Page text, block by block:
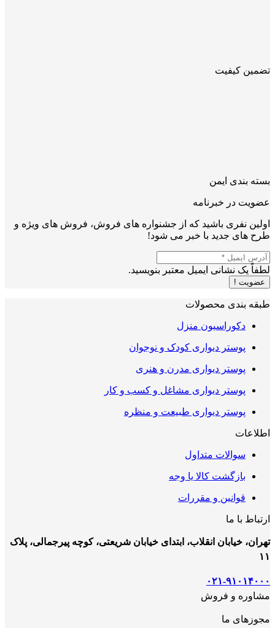
تضمین کیفیت
بسته بندی ایمن
عضویت در خبرنامه
اولین نفری باشید که از جشنواره های فروش، فروش های ویژه و
طرح های جدید با خبر می شود!
لطفاً یک نشانی ایمیل معتبر بنویسید.
عضویت !
طبقه بندی محصولات
دکوراسیون منزل
پوستر دیواری کودک و نوجوان
پوستر دیواری مدرن و هنری
پوستر دیواری مشاغل و کسب و کار
پوستر دیواری طبیعت و منظره
اطلاعات
سوالات متداول
بازگشت کالا یا وجه
قوانین و مقررات
ارتباط با ما
تهران، خیابان انقلاب، ابتدای خیابان شریعتی، کوچه پیرجمالی، پلاک
۱۱
۰۲۱-۹۱۰۱۴۰۰۰
مشاوره و فروش
مجوزهای ما